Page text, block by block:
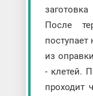
После
из
- клетей.
проходит